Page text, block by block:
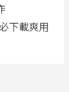
下載爽用